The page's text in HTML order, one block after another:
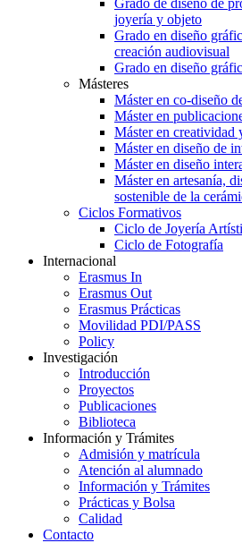
Grado de diseño de
joyería y objeto
Grado en diseño
creación audiovisual
Grado en diseño
Másteres
Máster en co-diseño
Máster en
Máster en creatividad
Máster en diseño de
Máster en diseño
Máster en artesanía,
sostenible de la
Ciclos Formativos
Ciclo de Joyería
Ciclo de Fotografía
Internacional
Erasmus In
Erasmus Out
Erasmus Prácticas
Movilidad PDI/PASS
Policy
Investigación
Introducción
Proyectos
Publicaciones
Biblioteca
Información y Trámites
Admisión y matrícula
Atención al alumnado
Información y Trámites
Prácticas y Bolsa
Calidad
Contacto